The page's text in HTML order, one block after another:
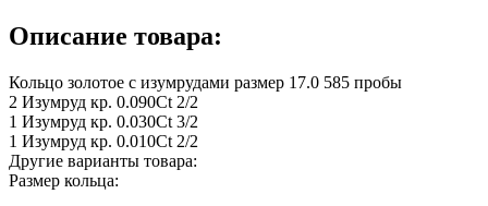
Описание товара:
Кольцо золотое с изумрудами размер 17.0 585 пробы
2 Изумруд кр. 0.090Ct 2/2
1 Изумруд кр. 0.030Ct 3/2
1 Изумруд кр. 0.010Ct 2/2
Другие варианты товара:
Размер кольца: